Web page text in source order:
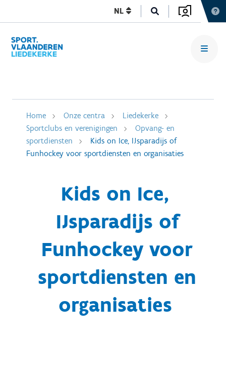
NL
Home Onze centra
Liedekerke
Sportclubs en verenigingen
Opvang- en
sportdiensten
Kids on Ice, IJsparadijs of
Funhockey voor sportdiensten en organisaties
Kids on Ice,
IJsparadijs of
Funhockey voor
sportdiensten en
organisaties